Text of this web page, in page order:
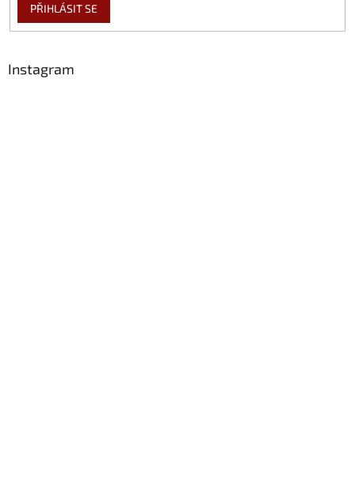
PŘIHLÁSIT SE
Instagram